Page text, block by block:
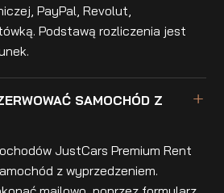
PayPal, Revolut,
Podstawą rozliczenia jest
SAMOCHÓD Z
JustCars Premium Rent
z wyprzedzeniem.